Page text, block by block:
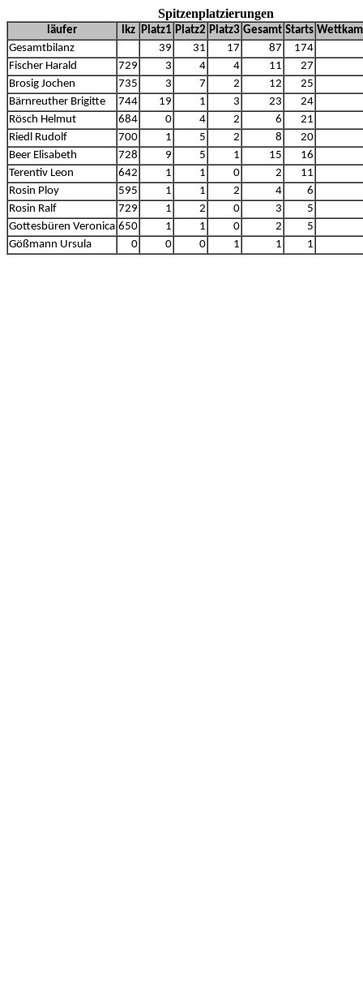
Spitzenplatzierungen
läufer lkz Platz1 Platz2 Platz3 Gesamt Starts
Gesamtbilanz
39 31 17 87
174
Fischer Harald
729 3 4 4 11
27
Brosig Jochen
735 3 7 2 12
25
Bärnreuther Brigitte
744 19 1 3 23
24
Rösch Helmut
684 0 4 2 6
21
Riedl Rudolf
700 1 5 2 8
20
Beer Elisabeth
728 9 5 1 15
16
Terentiv Leon
642 1 1 0 2
11
Rosin Ploy
595 1 1 2 4
6
Rosin Ralf
729 1 2 0 3
5
Gottesbüren Veronica 650 1 1 0 2
5
Gößmann Ursula
0 0 0 1 1 1